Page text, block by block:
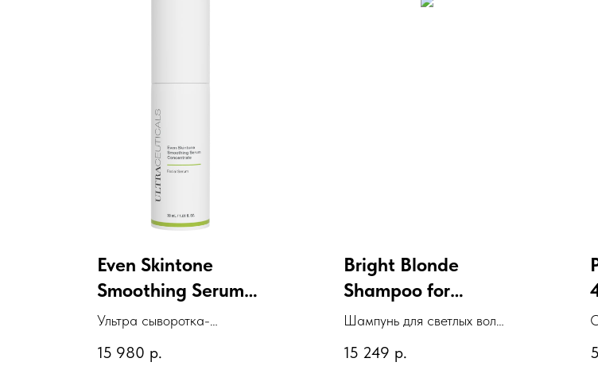
Even Skintone
Smoothing Serum
Concentrate
Ультра сыворотка-
15 980 р.
Bright Blonde
Shampoo for
Beautiful Color
Шампунь для светлых волос
15 249 р.